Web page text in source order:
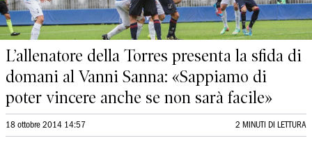
L’allenatore della Torres presenta la sfida di
domani al Vanni Sanna: «Sappiamo di
poter vincere anche se non sarà facile»
18 ottobre 2014 14:57 2 MINUTI DI LETTURA